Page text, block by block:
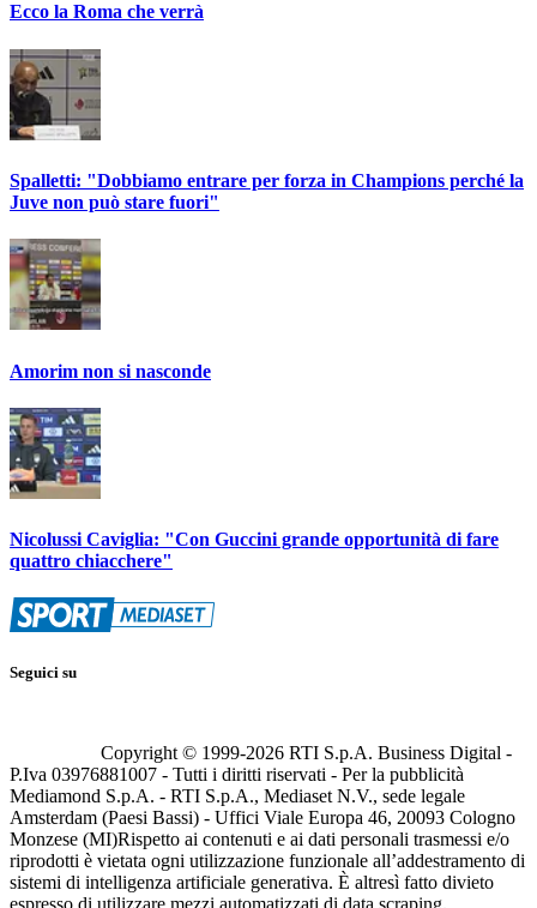
Ecco la Roma che verrà
Spalletti: "Dobbiamo entrare per forza in Champions perché la
Juve non può stare fuori"
Amorim non si nasconde
Nicolussi Caviglia: "Con Guccini grande opportunità di fare
quattro chiacchere"
Seguici su
Copyright © 1999-2026 RTI S.p.A. Business Digital -
P.Iva 03976881007 - Tutti i diritti riservati - Per la pubblicità
Mediamond S.p.A. - RTI S.p.A., Mediaset N.V., sede legale
Amsterdam (Paesi Bassi) - Uffici Viale Europa 46, 20093 Cologno
Monzese (MI)Rispetto ai contenuti e ai dati personali trasmessi e/o
riprodotti è vietata ogni utilizzazione funzionale all’addestramento di
sistemi di intelligenza artificiale generativa. È altresì fatto divieto
espresso di utilizzare mezzi automatizzati di data scraping.